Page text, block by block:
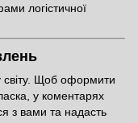
логістичної
Щоб оформити
у коментарях
з вами та надасть